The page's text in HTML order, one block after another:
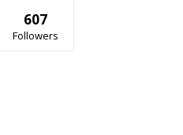
607
Followers